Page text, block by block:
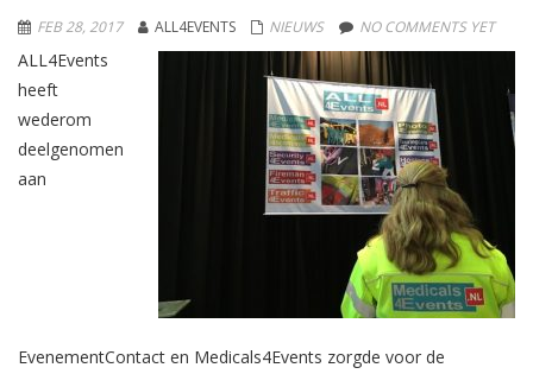
FEB 28, 2017 ALL4EVENTS NIEUWS NO COMMENTS YET
ALL4Events
heeft
wederom
deelgenomen
aan
EvenementContact en Medicals4Events zorgde voor de